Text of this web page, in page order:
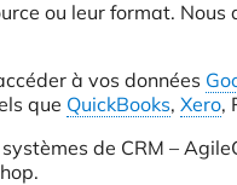
ou leur format.
à vos données
que QuickBooks, Xero,
de CRM –